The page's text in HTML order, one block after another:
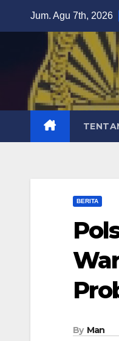
Jum. Agu 7th, 2026
BERITA
By Man